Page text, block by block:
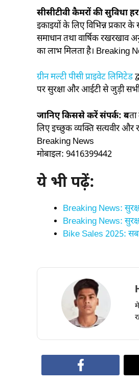
सीसीटीवी कैमरों की सुविधा
इकाइयों के लिए विभिन्न प्रकार
समाधान तथा वार्षिक रखरखाव
का लाभ मिलता है। Breaking
ग्रीन मल्टी पीसी प्राइवेट लिमिटेड
पर सुरक्षा और आईटी से जुड़ी
जानिए किससे करें संपर्क: ब
लिए इच्छुक व्यक्ति सत्यवीर और
Breaking News
मोबाइल: 9416399442
ये भी पढ़ें:
Breaking News:
Breaking News:
Bike Sales 2025: